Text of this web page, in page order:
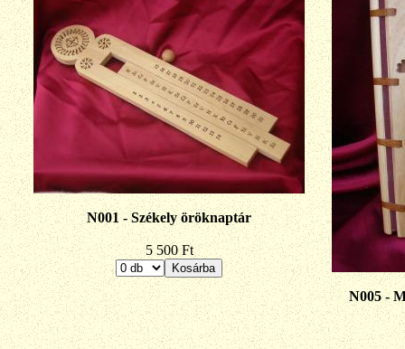
N001 - Székely öröknaptár
5 500 Ft
N005 -